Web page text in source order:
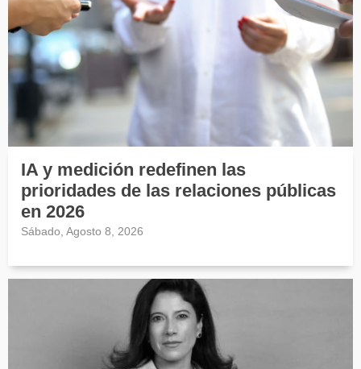
IA y medición redefinen las
prioridades de las relaciones públicas
en 2026
Sábado, Agosto 8, 2026